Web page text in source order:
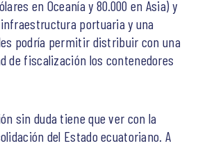
en Oceanía y 80.000 en Asia) y
portuaria y una
podría permitir distribuir con una
de fiscalización los contenedores
sin duda tiene que ver con la
del Estado ecuatoriano. A